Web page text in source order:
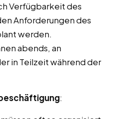
Verfügbarkeit des
Anforderungen des
werden.
abends, an
in Teilzeit während der
: